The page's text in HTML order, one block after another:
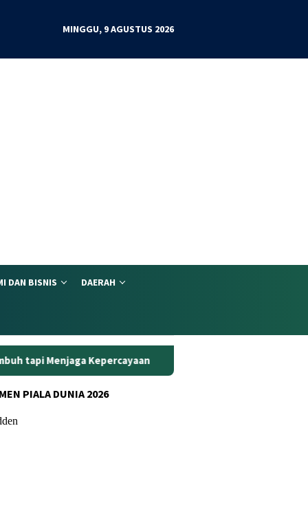
MINGGU, 9 AGUSTUS 2026
DAN BISNIS DAERAH
Curanmor di Oko Laundry Jambi: Satu Ambil
PIALA DUNIA 2026